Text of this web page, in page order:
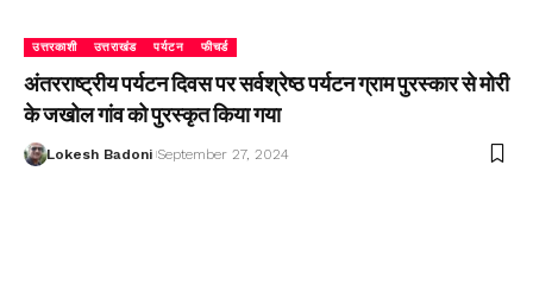
उत्तरकाशी उत्तराखंड पर्यटन फीचर्ड
अंतरराष्ट्रीय पर्यटन दिवस पर सर्वश्रेष्ठ पर्यटन ग्राम पुरस्कार से मोरी
के जखोल गांव को पुरस्कृत किया गया
Lokesh Badoni September 27, 2024